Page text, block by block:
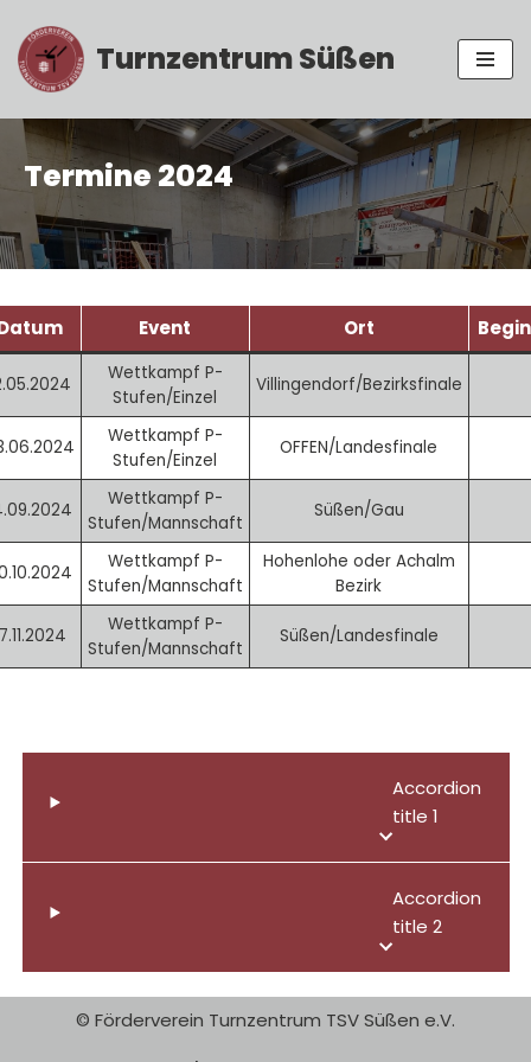
Zum
Inhalt
springen
Turnzentrum Süßen
Termine 2024
Event Ort
Wettkampf P-
Stufen/Einzel
Villingendorf/Bezirksfinale
Wettkampf P-
Stufen/Einzel
OFFEN/Landesfinale
Wettkampf P-
Stufen/Mannschaft
Süßen/Gau
Wettkampf P-
Stufen/Mannschaft
Hohenlohe oder Achalm
Bezirk
Wettkampf P-
Stufen/Mannschaft
Süßen/Landesfinale
Accordion
title 1
Accordion
title 2
© Förderverein Turnzentrum TSV Süßen e.V.